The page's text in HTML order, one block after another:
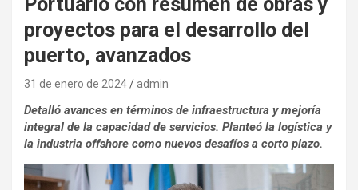
proyectos para el desarrollo del
puerto, avanzados
31 de enero de 2024 admin
Detalló avances en términos de infraestructura y mejoría
integral de la capacidad de servicios. Planteó la logística y
la industria offshore como nuevos desafíos a corto plazo.